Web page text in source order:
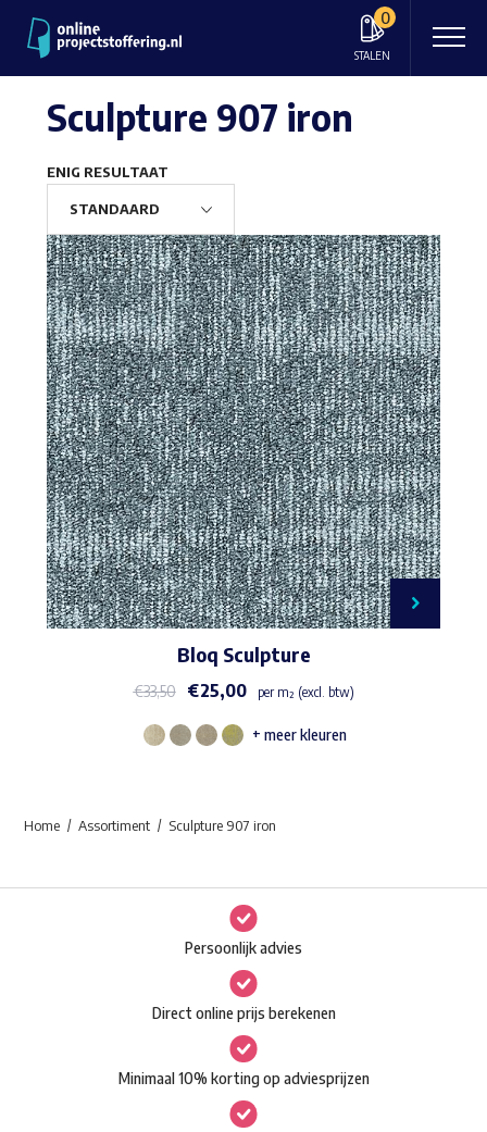
0
STALEN
Waar ben je naar op zoek?
Sculpture 907 iron
ENIG RESULTAAT
Bloq Sculpture
€33,50 €25,00 per m² (excl. btw)
Dit
Deze
optie
kan
gekozen
worden
op
de
productpagina
+ meer kleuren
Home Assortiment Sculpture 907 iron
Persoonlijk advies
Direct online prijs berekenen
Minimaal 10% korting op adviesprijzen